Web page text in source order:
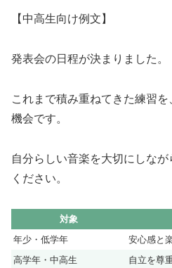
【中高生向け例文】
発表会の日程が決まりました。
これまで積み重ねてきた練習
機会です。
自分らしい音楽を大切にしな
ください。
対象
年少・低学年
安心感と
高学年・中高生
自立を尊